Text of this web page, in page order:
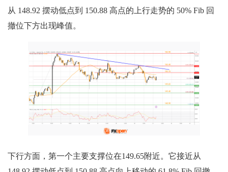
从 148.92 摆动低点到 150.88 高点的上行走势的 50% Fib 回
撤位下方出现峰值。
下行方面，第一个主要支撑位在149.65附近。它接近从